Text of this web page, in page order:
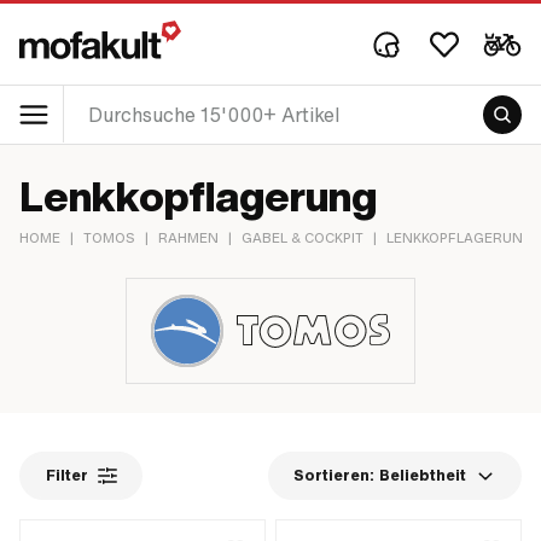
Lenkkopflagerung
HOME | TOMOS | RAHMEN | GABEL & COCKPIT | LENKKOPFLAGERUNG
Filter Sortieren: Beliebtheit